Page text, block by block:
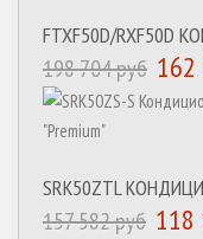
FTXF50D/RXF50D
198 704 руб 162
SRK50ZTL
157 582 руб 118